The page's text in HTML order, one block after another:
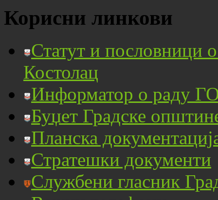
Корисни линкови
Статут и пословници
Костолац
Информатор о раду
Буџет Градске
Планска
Стратешки документи
Службени гласник